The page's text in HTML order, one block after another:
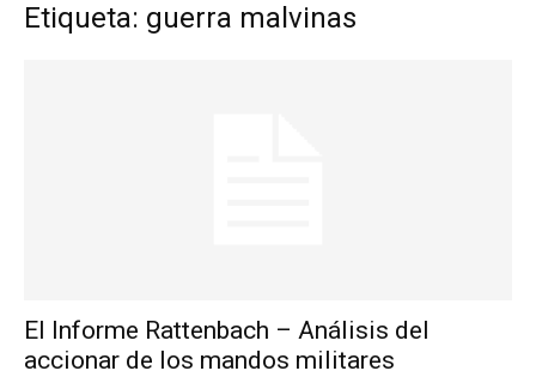
Etiqueta: guerra malvinas
El Informe Rattenbach – Análisis del
accionar de los mandos militares